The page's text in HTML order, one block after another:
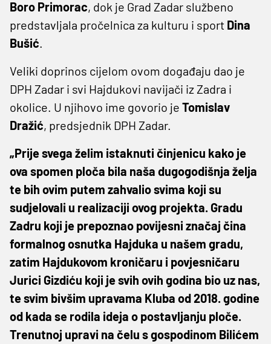
Boro Primorac, dok je Grad Zadar službeno
predstavljala pročelnica za kulturu i sport Dina
Bušić.
Veliki doprinos cijelom ovom događaju dao je
DPH Zadar i svi Hajdukovi navijači iz Zadra i
okolice. U njihovo ime govorio je Tomislav
Dražić, predsjednik DPH Zadar.
„Prije svega želim istaknuti činjenicu kako je
ova spomen ploča bila naša dugogodišnja želja
te bih ovim putem zahvalio svima koji su
sudjelovali u realizaciji ovog projekta. Gradu
Zadru koji je prepoznao povijesni značaj čina
formalnog osnutka Hajduka u našem gradu,
zatim Hajdukovom kroničaru i povjesničaru
Jurici Gizdiću koji je svih ovih godina bio uz nas,
te svim bivšim upravama Kluba od 2018. godine
od kada se rodila ideja o postavljanju ploče.
Trenutnoj upravi na čelu s gospodinom Bilićem